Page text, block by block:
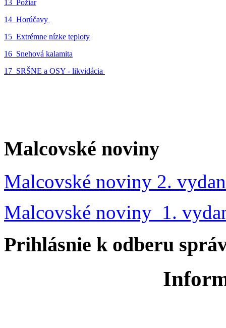
13_Požiar
14_Horúčavy
15_Extrémne nízke teploty
16_Snehová kalamita
17_SRŠNE a OSY - likvidácia
Malcovské noviny
Malcovské noviny 2.
Malcovské noviny 1.
Prihlásnie k odberu